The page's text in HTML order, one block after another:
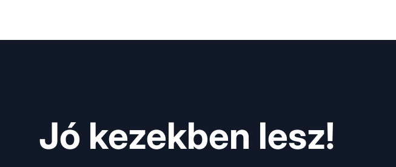
Jó kezekben lesz!